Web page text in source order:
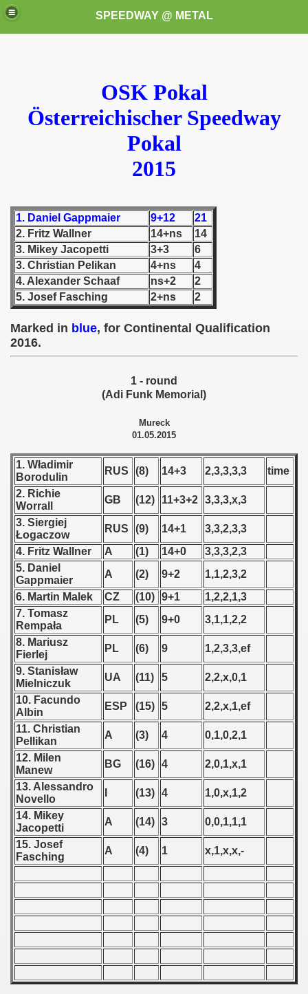
SPEEDWAY @ METAL
OSK Pokal
Österreichischer Speedway
Pokal
2015
1. Daniel Gappmaier 9+12
21
2. Fritz Wallner
14+ns
14
3. Mikey Jacopetti
3+3
6
3. Christian Pelikan
4+ns
4
4. Alexander Schaaf
ns+2
2
5. Josef Fasching
2+ns 2
Marked in blue, for Continental Qualification
2016.
1 - round
(Adi Funk Memorial)
Mureck
01.05.2015
1. Władimir
Borodulin
RUS (8) 14+3 2,3,3,3,3
time
2. Richie
Worrall
GB (12) 11+3+2 3,3,3,x,3
3. Siergiej
Łogaczow
RUS (9) 14+1
3,3,2,3,3
4. Fritz Wallner
A (1) 14+0
3,3,3,2,3
5. Daniel
Gappmaier
A (2) 9+2
1,1,2,3,2
6. Martin Malek
CZ (10) 9+1
1,2,2,1,3
7. Tomasz
Rempała
PL (5) 9+0
3,1,1,2,2
8. Mariusz
Fierlej
PL (6) 9
1,2,3,3,ef
9. Stanisław
Mielniczuk
UA (11) 5
2,2,x,0,1
10. Facundo
Albin
ESP (15) 5
2,2,x,1,ef
11. Christian
Pellikan
A (3) 4
0,1,0,2,1
12. Milen
Manew
BG (16) 4
2,0,1,x,1
13. Alessandro
Novello
(13) 4
1,0,x,1,2
14. Mikey
Jacopetti
A (14) 3
0,0,1,1,1
15. Josef
Fasching
A (4) 1 x,1,x,x,-
these speedway programms)
Świata (World Speedway Championship)
- 1952
- 1953
- 1954
- 1955
- 1956
- 1957
- 1958
- 1959
- 1960
- 1961
- 1962
- 1963
- 1965
- 1966
- 1967